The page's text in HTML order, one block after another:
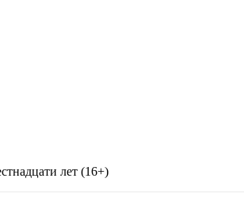
лет (16+)